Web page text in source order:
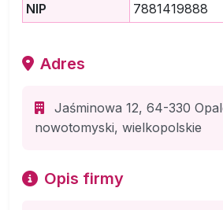
NIP 7881419888
Adres
Jaśminowa 12, 64-330
nowotomyski, wielkopolskie
Opis firmy